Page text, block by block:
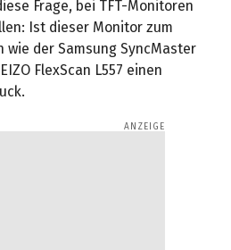
Frage, bei TFT-Monitoren
Ist dieser Monitor zum
wie der Samsung SyncMaster
FlexScan L557 einen